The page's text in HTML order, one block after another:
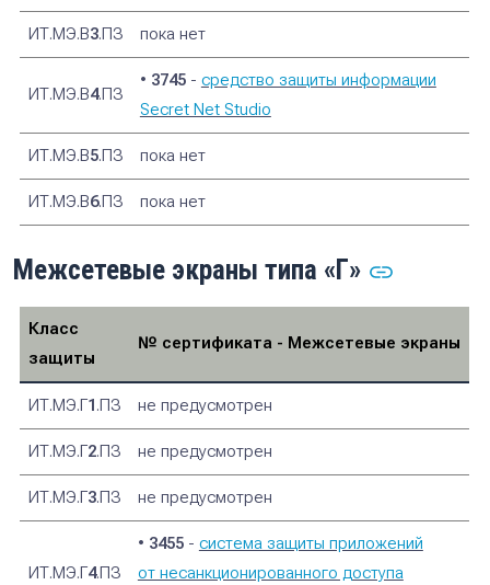
ИТ.МЭ.В3.ПЗ пока нет
ИТ.МЭ.В4.ПЗ
• 3745- cредство защиты информации
Secret Net Studio
ИТ.МЭ.В5.ПЗ пока нет
ИТ.МЭ.В6.ПЗ пока нет
Межсетевые экраны типа «Г»
Класс
защиты
№ сертификата - Межсетевые экраны
ИТ.МЭ.Г1.ПЗ не предусмотрен
ИТ.МЭ.Г2.ПЗ не предусмотрен
ИТ.МЭ.Г3.ПЗ не предусмотрен
ИТ.МЭ.Г4.ПЗ
• 3455- cистема защиты приложений
от несанкционированного доступа